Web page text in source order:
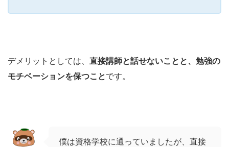
デメリットとしては、 直接講師と話せないことと、勉強の
モチベーションを保つことです。
僕は資格学校に通っていましたが、直接